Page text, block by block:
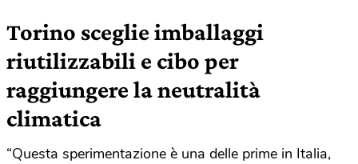
Torino sceglie imballaggi
riutilizzabili e cibo per
raggiungere la neutralità
climatica
“Questa sperimentazione è una delle prime in Italia,